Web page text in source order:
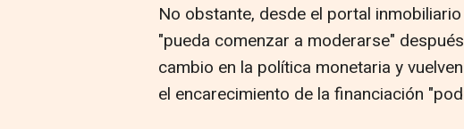
No obstante, desde el portal
"pueda comenzar a moderarse"
cambio en la política monetaria y
el encarecimiento de la financiación